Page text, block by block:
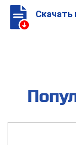
Скачать